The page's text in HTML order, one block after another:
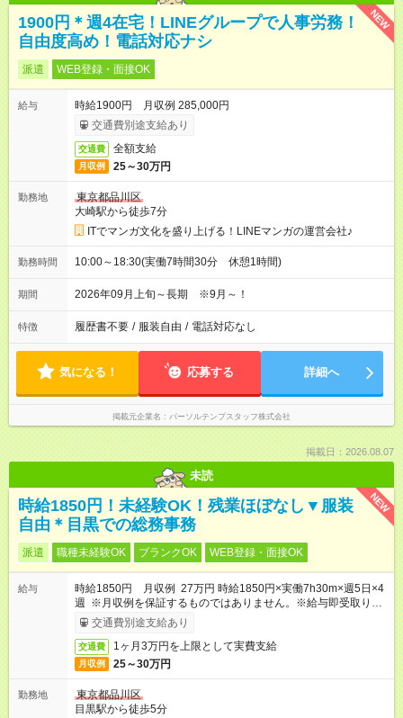
NEW
1900円＊週4在宅！LINEグループで人事労務！
自由度高め！電話対応ナシ
派遣 WEB登録・面接OK
給与
時給1900円 月収例 285,000円
交通費別途支給あり
交通費 全額支給
月収例 25～30万円
勤務地
東京都品川区
大崎駅から徒歩7分
ITでマンガ文化を盛り上げる！LINEマンガの運営会社♪
勤務時間 10:00～18:30(実働7時間30分 休憩1時間)
期間 2026年09月上旬～長期 ※9月～！
特徴 履歴書不要 / 服装自由 / 電話対応なし
気になる！ 応募する 詳細へ
掲載元企業名 パーソルテンプスタッフ株式会社
掲載日：2026.08.07
未読
NEW
時給1850円！未経験OK！残業ほぼなし▼服装
自由＊目黒での総務事務
派遣 職種未経験OK ブランクOK WEB登録・面接OK
給与
時給1850円 月収例 27万円 時給1850円×実働7h30m×週5日×4
週 ※月収例を保証するものではありません。※給与即受取りサ
ービス利用可（利用条件有）
交通費別途支給あり
交通費 1ヶ月3万円を上限として実費支給
月収例 25～30万円
勤務地
東京都品川区
目黒駅から徒歩5分